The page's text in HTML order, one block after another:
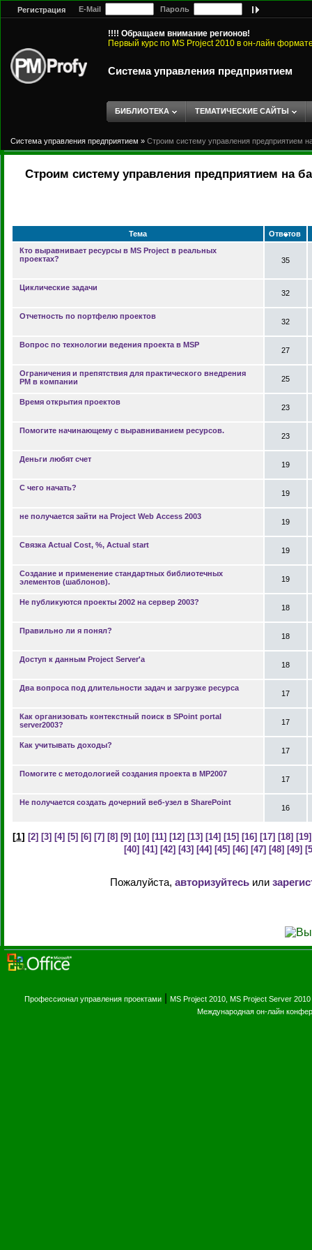
Регистрация E-Mail Пароль
!!!! Обращаем внимание регионов!
Первый курс по MS Project 2010 в он-лайн
Система управления предприятием
БИБЛИОТЕКА ТЕМАТИЧЕСКИЕ САЙТЫ
Система управления предприятием » Строим систему управления предприятием
Строим систему управления предприятием на
Тема
Ответов
Кто выравнивает ресурсы в MS Project в реальных
проектах?
35
Циклические задачи
32
Отчетность по портфелю проектов
32
Вопрос по технологии ведения проекта в MSP
27
Ограничения и препятствия для практического внедрения
РМ в компании
25
Время открытия проектов
23
Помогите начинающему с выравниванием ресурсов.
23
Деньги любят счет
19
С чего начать?
19
не получается зайти на Project Web Access 2003
19
Связка Actual Cost, %, Actual start
19
Создание и применение стандартных библиотечных
элементов (шаблонов).
19
Не публикуются проекты 2002 на сервер 2003?
18
Правильно ли я понял?
18
Доступ к данным Project Server'a
18
Два вопроса под длительности задач и загрузке ресурса
17
Как организовать контекстный поиск в SPoint portal
server2003?
17
Как учитывать доходы?
17
Помогите с методологией создания проекта в MP2007
17
Не получается создать дочерний веб-узел в SharePoint
16
[1] [2] [3] [4] [5] [6] [7] [8] [9] [10] [11] [12] [13] [14] [15] [16] [17] [18] [19]
[40] [41] [42] [43] [44] [45] [46] [47] [48] [49]
Пожалуйста, авторизуйтесьили
Профессионал управления проектами MS Project 2010, MS Project Server 2010
Международная он-лайн